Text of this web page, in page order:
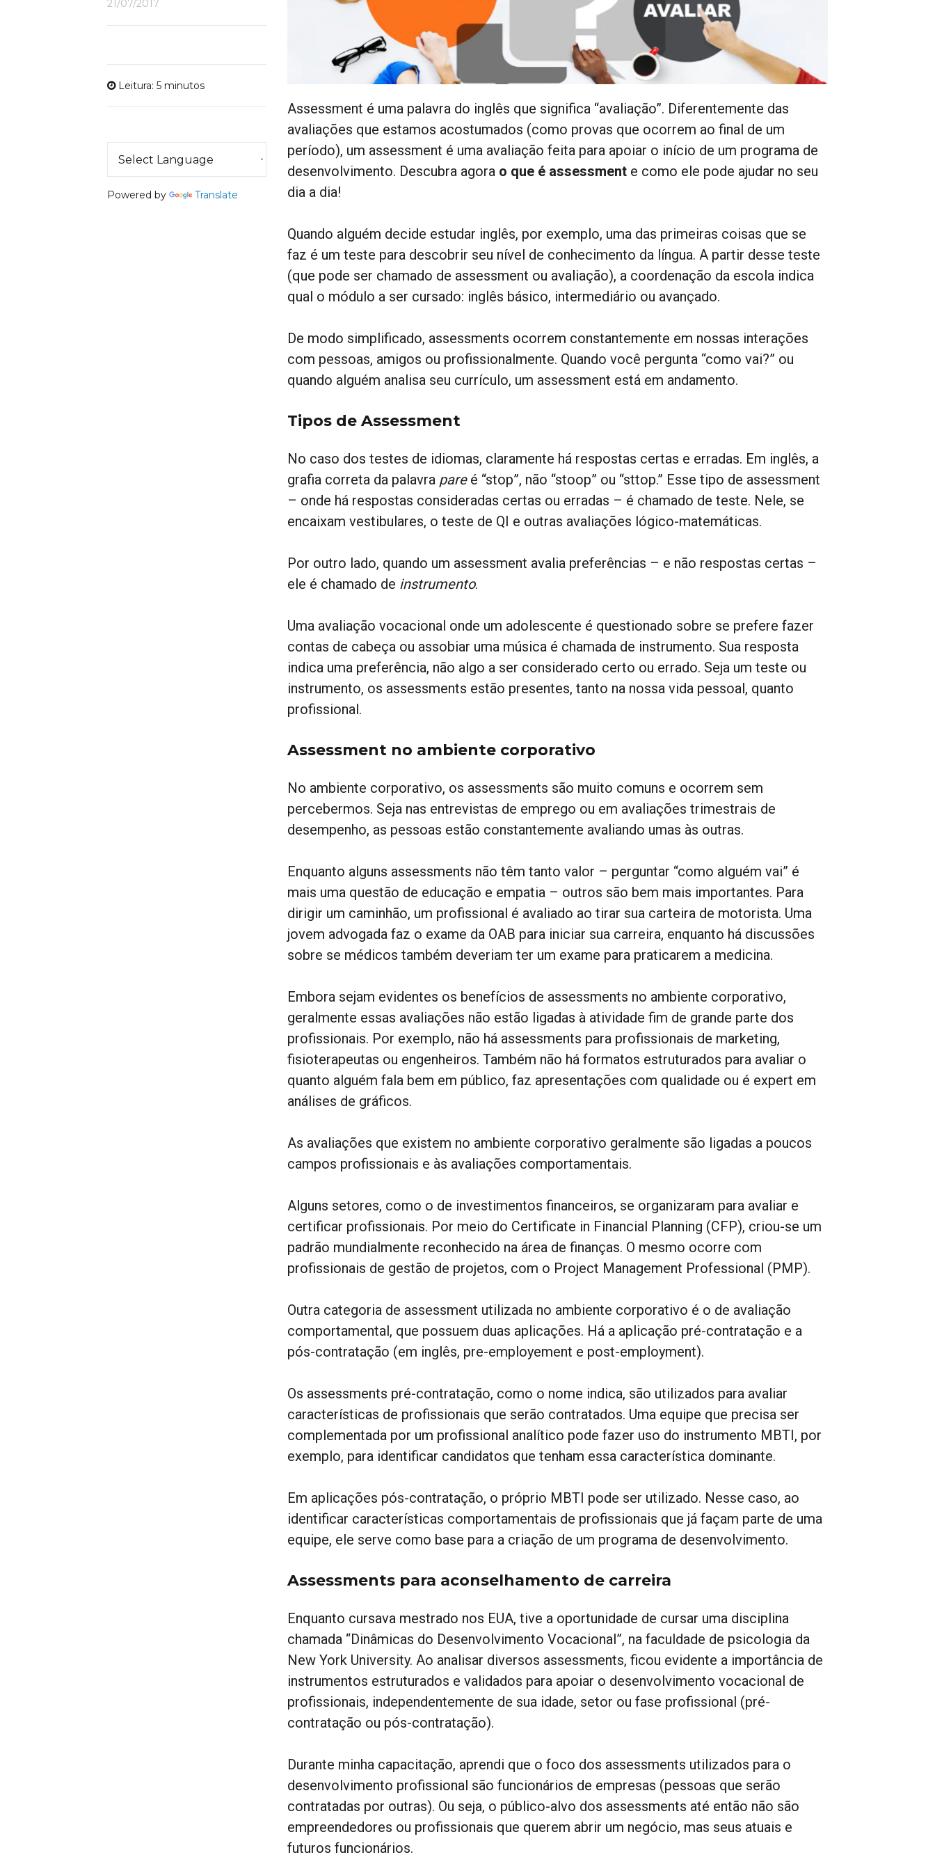
21/07/2017
Leitura: 5 minutos
Powered by Translate
Assessment é uma palavra do inglês que significa “avaliação”. Diferentemente das
avaliações que estamos acostumados (como provas que ocorrem ao final de um
período), um assessment é uma avaliação feita para apoiar o início de um programa de
desenvolvimento. Descubra agora o que é assessment e como ele pode ajudar no seu
dia a dia!
Quando alguém decide estudar inglês, por exemplo, uma das primeiras coisas que se
faz é um teste para descobrir seu nível de conhecimento da língua. A partir desse teste
(que pode ser chamado de assessment ou avaliação), a coordenação da escola indica
qual o módulo a ser cursado: inglês básico, intermediário ou avançado.
De modo simplificado, assessments ocorrem constantemente em nossas interações
com pessoas, amigos ou profissionalmente. Quando você pergunta “como vai?” ou
quando alguém analisa seu currículo, um assessment está em andamento.
Tipos de Assessment
No caso dos testes de idiomas, claramente há respostas certas e erradas. Em inglês, a
grafia correta da palavra pareé “stop”, não “stoop” ou “sttop.” Esse tipo de assessment
– onde há respostas consideradas certas ou erradas – é chamado de teste. Nele, se
encaixam vestibulares, o teste de QI e outras avaliações lógico-matemáticas.
Por outro lado, quando um assessment avalia preferências – e não respostas certas –
ele é chamado de instrumento.
Uma avaliação vocacional onde um adolescente é questionado sobre se prefere fazer
contas de cabeça ou assobiar uma música é chamada de instrumento. Sua resposta
indica uma preferência, não algo a ser considerado certo ou errado. Seja um teste ou
instrumento, os assessments estão presentes, tanto na nossa vida pessoal, quanto
profissional.
Assessment no ambiente corporativo
No ambiente corporativo, os assessments são muito comuns e ocorrem sem
percebermos. Seja nas entrevistas de emprego ou em avaliações trimestrais de
desempenho, as pessoas estão constantemente avaliando umas às outras.
Enquanto alguns assessments não têm tanto valor – perguntar “como alguém vai” é
mais uma questão de educação e empatia – outros são bem mais importantes. Para
dirigir um caminhão, um profissional é avaliado ao tirar sua carteira de motorista. Uma
jovem advogada faz o exame da OAB para iniciar sua carreira, enquanto há discussões
sobre se médicos também deveriam ter um exame para praticarem a medicina.
Embora sejam evidentes os benefícios de assessments no ambiente corporativo,
geralmente essas avaliações não estão ligadas à atividade fim de grande parte dos
profissionais. Por exemplo, não há assessments para profissionais de marketing,
fisioterapeutas ou engenheiros. Também não há formatos estruturados para avaliar o
quanto alguém fala bem em público, faz apresentações com qualidade ou é expert em
análises de gráficos.
As avaliações que existem no ambiente corporativo geralmente são ligadas a poucos
campos profissionais e às avaliações comportamentais.
Alguns setores, como o de investimentos financeiros, se organizaram para avaliar e
certificar profissionais. Por meio do Certificate in Financial Planning (CFP), criou-se um
padrão mundialmente reconhecido na área de finanças. O mesmo ocorre com
profissionais de gestão de projetos, com o Project Management Professional (PMP).
Outra categoria de assessment utilizada no ambiente corporativo é o de avaliação
comportamental, que possuem duas aplicações. Há a aplicação pré-contratação e a
pós-contratação (em inglês, pre-employement e post-employment).
Os assessments pré-contratação, como o nome indica, são utilizados para avaliar
características de profissionais que serão contratados. Uma equipe que precisa ser
complementada por um profissional analítico pode fazer uso do instrumento MBTI, por
exemplo, para identificar candidatos que tenham essa característica dominante.
Em aplicações pós-contratação, o próprio MBTI pode ser utilizado. Nesse caso, ao
identificar características comportamentais de profissionais que já façam parte de uma
equipe, ele serve como base para a criação de um programa de desenvolvimento.
Assessments para aconselhamento de carreira
Enquanto cursava mestrado nos EUA, tive a oportunidade de cursar uma disciplina
chamada “Dinâmicas do Desenvolvimento Vocacional”, na faculdade de psicologia da
New York University. Ao analisar diversos assessments, ficou evidente a importância de
instrumentos estruturados e validados para apoiar o desenvolvimento vocacional de
profissionais, independentemente de sua idade, setor ou fase profissional (pré-
contratação ou pós-contratação).
Durante minha capacitação, aprendi que o foco dos assessments utilizados para o
desenvolvimento profissional são funcionários de empresas (pessoas que serão
contratadas por outras). Ou seja, o público-alvo dos assessments até então não são
empreendedores ou profissionais que querem abrir um negócio, mas seus atuais e
futuros funcionários.